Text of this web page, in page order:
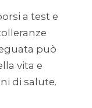
a test e
può
vita e
di salute.